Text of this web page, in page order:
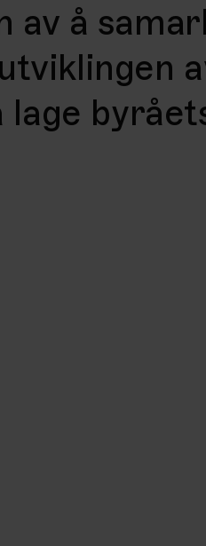
å
lage